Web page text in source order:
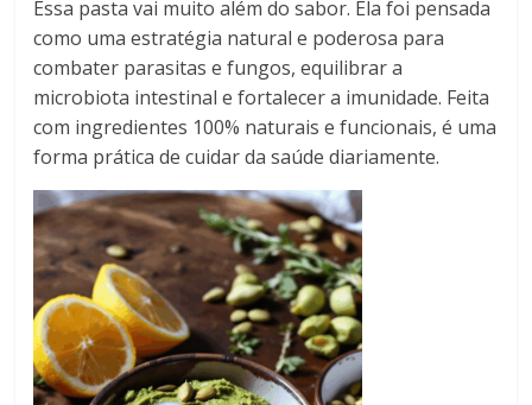
Essa pasta vai muito além do sabor. Ela foi pensada
como uma estratégia natural e poderosa para
combater parasitas e fungos, equilibrar a
microbiota intestinal e fortalecer a imunidade. Feita
com ingredientes 100% naturais e funcionais, é uma
forma prática de cuidar da saúde diariamente.